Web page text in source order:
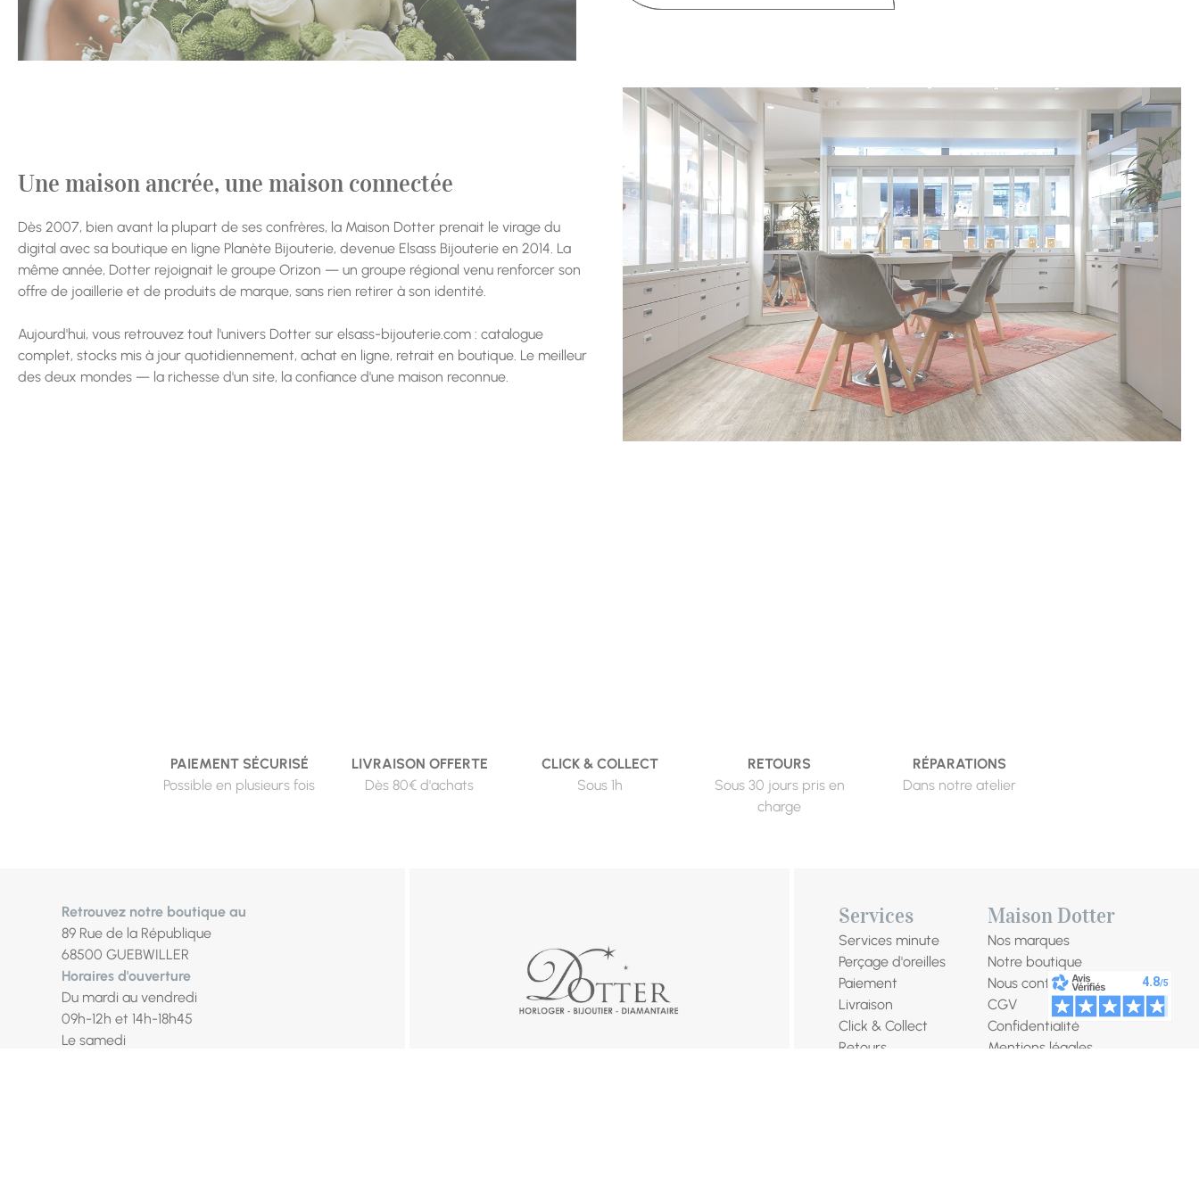
Une maison ancrée, une maison connectée
Dès 2007, bien avant la plupart de ses confrères, la Maison Dotter prenait le virage du
digital avec sa boutique en ligne Planète Bijouterie, devenue Elsass Bijouterie en 2014. La
même année, Dotter rejoignait le groupe Orizon — un groupe régional venu renforcer son
offre de joaillerie et de produits de marque, sans rien retirer à son identité.
Aujourd'hui, vous retrouvez tout l'univers Dotter sur elsass-bijouterie.com : catalogue
complet, stocks mis à jour quotidiennement, achat en ligne, retrait en boutique. Le meilleur
des deux mondes — la richesse d'un site, la confiance d'une maison reconnue.
PAIEMENT SÉCURISÉ
Possible en plusieurs fois
LIVRAISON OFFERTE
Dès 80€ d'achats
CLICK & COLLECT
Sous 1h
RETOURS
Sous 30 jours pris en
charge
RÉPARATIONS
Dans notre atelier
Retrouvez notre boutique au
89 Rue de la République
68500 GUEBWILLER
Horaires d'ouverture
Du mardi au vendredi
09h-12h et 14h-18h45
Le samedi
Services
Services minute
Perçage d'oreilles
Paiement
Livraison
Click & Collect
Retours
Maison Dotter
Nos marques
Notre boutique
Nous contacter
CGV
Confidentialité
Mentions légales